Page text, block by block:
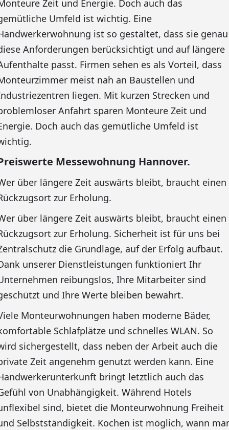
Zeit und Energie. Doch auch das
Umfeld ist wichtig. Eine
ist so gestaltet, dass sie genau
Anforderungen berücksichtigt und auf längere
passt. Firmen sehen es als Vorteil, dass
meist nah an Baustellen und
liegen. Mit kurzen Strecken und
Anfahrt sparen Monteure Zeit und
Doch auch das gemütliche Umfeld ist
Messewohnung Hannover.
über längere Zeit auswärts bleibt, braucht einen
zur Erholung.
über längere Zeit auswärts bleibt, braucht einen
zur Erholung. Sicherheit ist für uns bei
die Grundlage, auf der Erfolg aufbaut.
unserer Dienstleistungen funktioniert Ihr
reibungslos, Ihre Mitarbeiter sind
und Ihre Werte bleiben bewahrt.
Monteurwohnungen haben moderne Bäder,
Schlafplätze und schnelles WLAN. So
sichergestellt, dass neben der Arbeit auch die
Zeit angenehm genutzt werden kann. Eine
bringt letztlich auch das
von Unabhängigkeit. Während Hotels
sind, bietet die Monteurwohnung Freiheit
Selbstständigkeit. Kochen ist möglich, wann